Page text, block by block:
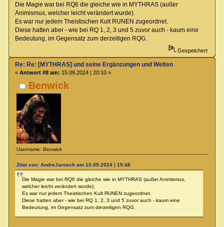
Die Magie war bei RQ6 die gleiche wie in MYTHRAS (außer
Animismus, welcher leicht verändert wurde).
Es war nur jedem Theistischen Kult RUNEN zugeordnet.
Diese hatten aber - wie bei RQ 1, 2, 3 und 5 zuvor auch - kaum eine
Bedeutung, im Gegensatz zum derzeitigen RQG.
Gespeichert
Benwick
Username: Benwick
Re: Re: [MYTHRAS] und seine Ergänzungen und Welten
« Antwort #8 am: 15.09.2024 | 20:10 »
Zitat von: AndreJarosch am 15.09.2024 | 19:48
Die Magie war bei RQ6 die gleiche wie in MYTHRAS (außer Animismus,
welcher leicht verändert wurde).
Es war nur jedem Theistischen Kult RUNEN zugeordnet.
Diese hatten aber - wie bei RQ 1, 2, 3 und 5 zuvor auch - kaum eine
Bedeutung, im Gegensatz zum derzeitigen RQG.